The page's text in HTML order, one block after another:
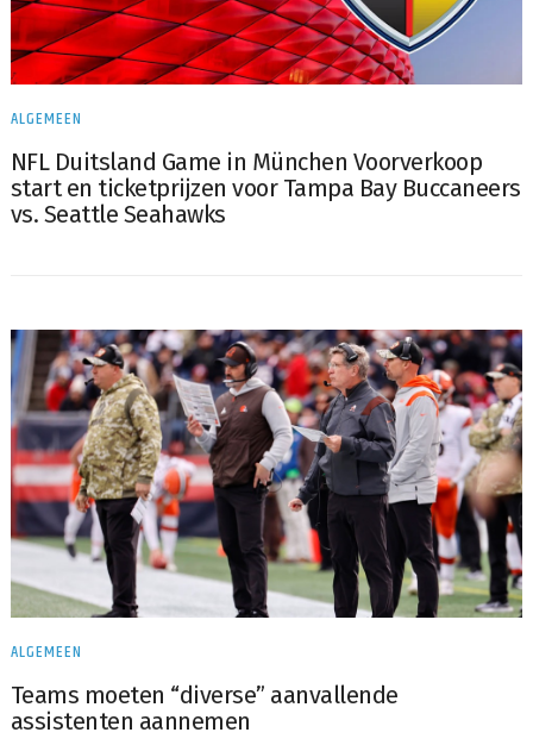
ALGEMEEN
NFL Duitsland Game in München Voorverkoop
start en ticketprijzen voor Tampa Bay Buccaneers
vs. Seattle Seahawks
ALGEMEEN
Teams moeten “diverse” aanvallende
assistenten aannemen